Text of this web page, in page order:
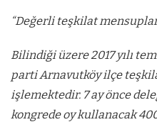
“Değerli teşkilat
Bilindiği üzere 2017 yılı
partiArnavutköyilçe
işlemektedir. 7 ay önce
kongrede oy kullanacak